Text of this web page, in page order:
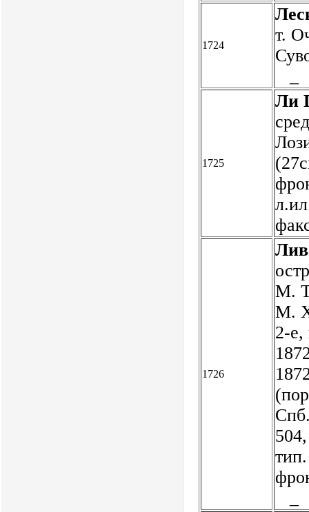
1724
т.
1725
Ли
1726
М.
М.
2-